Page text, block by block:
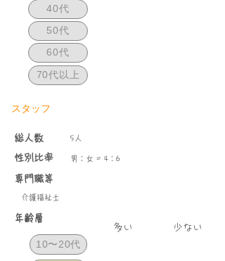
40代
50代
60代
70代以上
スタッフ
総人数 5人
性別比率 男：女 = 4：6
専門職等
介護福祉士
年齢層
​多い
少ない
10〜20代